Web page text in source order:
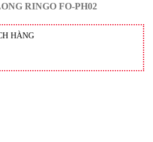
RINGO FO-PH02
HÀNG